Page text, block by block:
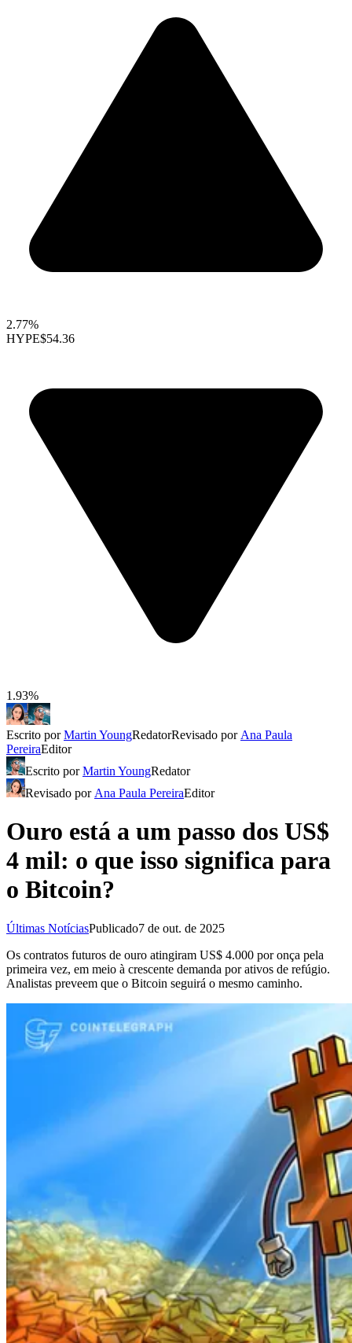
2.77%
HYPE$54.36
1.93%
Escrito porMartin YoungRedatorRevisado por Ana Paula
PereiraEditor
Escrito porMartin YoungRedator
Revisado por Ana Paula PereiraEditor
Ouro está a um passo dos US$
4 mil: o que isso significa para
o Bitcoin?
Últimas NotíciasPublicado7 de out. de 2025
Os contratos futuros de ouro atingiram US$ 4.000 por onça pela
primeira vez, em meio à crescente demanda por ativos de refúgio.
Analistas preveem que o Bitcoin seguirá o mesmo caminho.